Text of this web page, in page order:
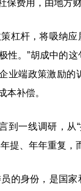
保费用，由地方
策杠杆，将吸纳
性。”胡成中的
业端政策激励的
本补偿。
到一线调研，从
提、年年重复，
员的身份，是国